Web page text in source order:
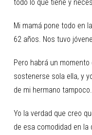
todo lo que tiene y
Mi mamá pone todo en
62 años. Nos tuvo
Pero habrá un
sostenerse sola ella, y
de mi hermano tampoco.
Yo la verdad que creo
de esa comodidad en